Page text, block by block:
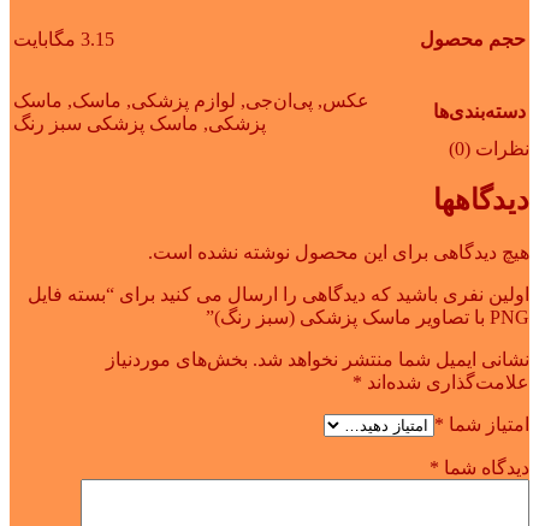
حجم محصول 3.15 مگابایت
دسته‌بندی‌ها
عکس, پی‌ان‌جی, لوازم پزشکی, ماسک, ماسک
پزشکی, ماسک پزشکی سبز رنگ
نظرات (0)
دیدگاهها
هیچ دیدگاهی برای این محصول نوشته نشده است.
اولین نفری باشید که دیدگاهی را ارسال می کنید برای “بسته فایل
PNG با تصاویر ماسک پزشکی (سبز رنگ)”
نشانی ایمیل شما منتشر نخواهد شد. بخش‌های موردنیاز
علامت‌گذاری شده‌اند *
امتیاز شما *
دیدگاه شما *